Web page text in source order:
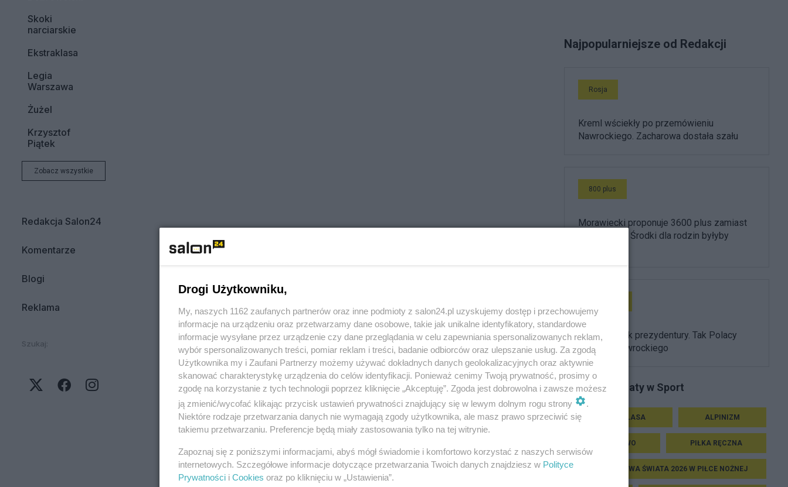
Skoki
narciarskie
Ekstraklasa
Legia
Warszawa
Żużel
Krzysztof
Piątek
Zobacz wszystkie
Redakcja Salon24
Komentarze
Blogi
Reklama
Szukaj:
Najpopularniejsze od Redakcji
Rosja
Kreml wściekły po przemówieniu
Nawrockiego. Zacharowa dostała szału
800 plus
Morawiecki proponuje 3600 plus zamiast
800 złotych. Środki dla rodzin byłyby
Pierwszy rok prezydentury. Tak Polacy
oceniają Nawrockiego
Podobne tematy w Sport
EKSTRAKLASA ALPINIZM
KOLARSTWO PIŁKA RĘCZNA
MISTRZOSTWA ŚWIATA 2026 W PIŁCE NOŻNEJ
Drogi Użytkowniku,
My, naszych 1162 zaufanych partnerów oraz inne podmioty z salon24.pl uzyskujemy dostęp i przechowujemy
informacje na urządzeniu oraz przetwarzamy dane osobowe, takie jak unikalne identyfikatory, standardowe
informacje wysyłane przez urządzenie czy dane przeglądania w celu zapewniania spersonalizowanych reklam,
wybór spersonalizowanych treści, pomiar reklam i treści, badanie odbiorców oraz ulepszanie usług. Za zgodą
Użytkownika my i Zaufani Partnerzy możemy używać dokładnych danych geolokalizacyjnych oraz aktywnie
skanować charakterystykę urządzenia do celów identyfikacji. Ponieważ cenimy Twoją prywatność, prosimy o
zgodę na korzystanie z tych technologii poprzez kliknięcie „Akceptuję”. Zgoda jest dobrowolna i zawsze możesz
ją zmienić/wycofać klikając przycisk ustawień prywatności znajdujący się w lewym dolnym rogu strony
.
Niektóre rodzaje przetwarzania danych nie wymagają zgody użytkownika, ale masz prawo sprzeciwić się
takiemu przetwarzaniu. Preferencje będą miały zastosowania tylko na tej witrynie.
Zapoznaj się z poniższymi informacjami, abyś mógł świadomie i komfortowo korzystać z naszych serwisów
internetowych. Szczegółowe informacje dotyczące przetwarzania Twoich danych znajdziesz w Polityce
Prywatności i Cookies oraz po kliknięciu w „Ustawienia”.